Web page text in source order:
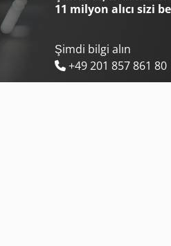
11 milyon alıcı sizi
Şimdi bilgi alın
+49 201 857 861 80